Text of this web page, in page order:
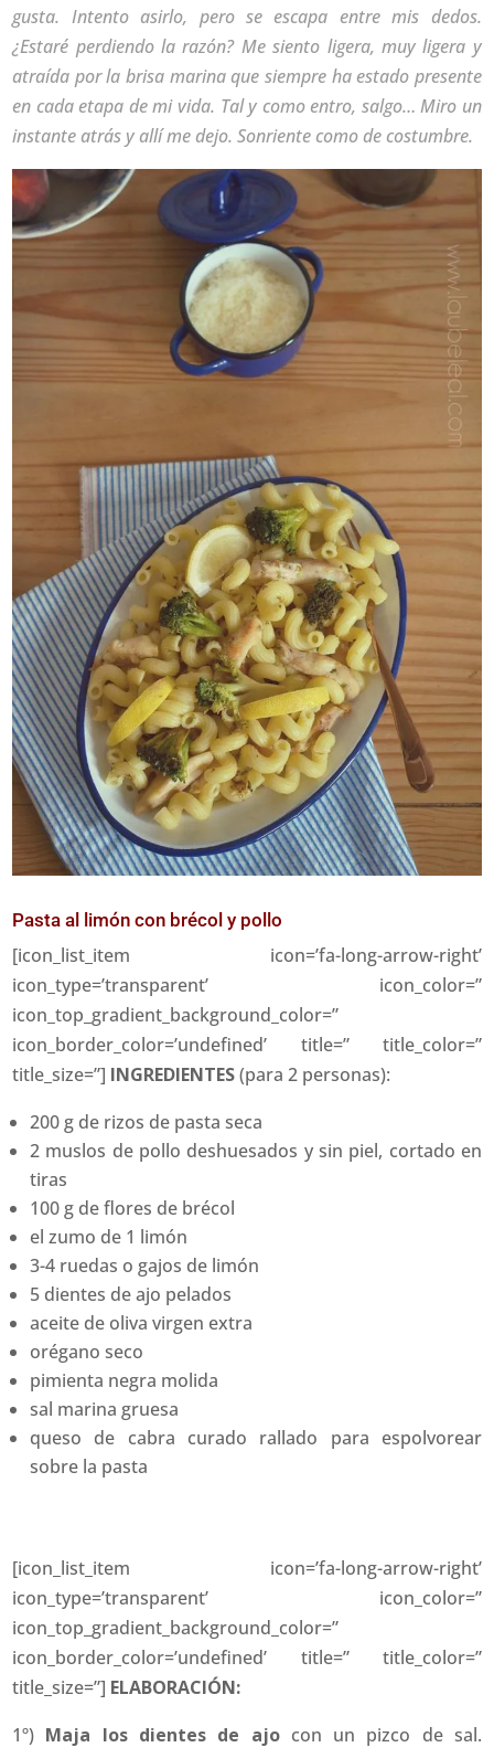
gusta. Intento asirlo, pero se escapa entre mis dedos.
¿Estaré perdiendo la razón? Me siento ligera, muy ligera y
atraída por la brisa marina que siempre ha estado presente
en cada etapa de mi vida. Tal y como entro, salgo… Miro un
instante atrás y allí me dejo. Sonriente como de costumbre.
Pasta al limón con brécol y pollo
[icon_list_item icon=’fa-long-arrow-right’
icon_type=’transparent’ icon_color=”
icon_top_gradient_background_color=”
icon_border_color=’undefined’ title=” title_color=”
title_size=”] INGREDIENTES(para 2 personas):
200 g de rizos de pasta seca
2 muslos de pollo deshuesados y sin piel, cortado en
tiras
100 g de flores de brécol
el zumo de 1 limón
3-4 ruedas o gajos de limón
5 dientes de ajo pelados
aceite de oliva virgen extra
orégano seco
pimienta negra molida
sal marina gruesa
queso de cabra curado rallado para espolvorear
sobre la pasta
[icon_list_item icon=’fa-long-arrow-right’
icon_type=’transparent’ icon_color=”
icon_top_gradient_background_color=”
icon_border_color=’undefined’ title=” title_color=”
title_size=”] ELABORACIÓN:
1º) Maja los dientes de ajocon un pizco de sal.